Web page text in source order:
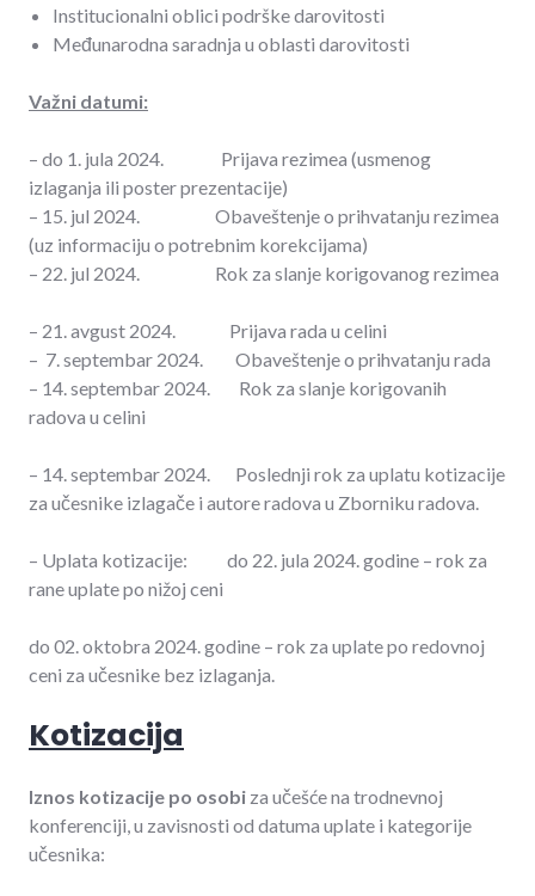
Institucionalni oblici podrške darovitosti
Međunarodna saradnja u oblasti darovitosti
Važni datumi:
– do 1. jula 2024. Prijava rezimea (usmenog
izlaganja ili poster prezentacije)
– 15. jul 2024. Obaveštenje o prihvatanju rezimea
(uz informaciju o potrebnim korekcijama)
– 22. jul 2024. Rok za slanje korigovanog rezimea
– 21. avgust 2024. Prijava rada u celini
– 7. septembar 2024. Obaveštenje o prihvatanju rada
– 14. septembar 2024. Rok za slanje korigovanih
radova u celini
– 14. septembar 2024. Poslednji rok za uplatu kotizacije
za učesnike izlagače i autore radova u Zborniku radova.
– Uplata kotizacije: do 22. jula 2024. godine – rok za
rane uplate po nižoj ceni
do 02. oktobra 2024. godine – rok za uplate po redovnoj
ceni za učesnike bez izlaganja.
Kotizacija
Iznos kotizacije po osobi za učešće na trodnevnoj
konferenciji, u zavisnosti od datuma uplate i kategorije
učesnika: